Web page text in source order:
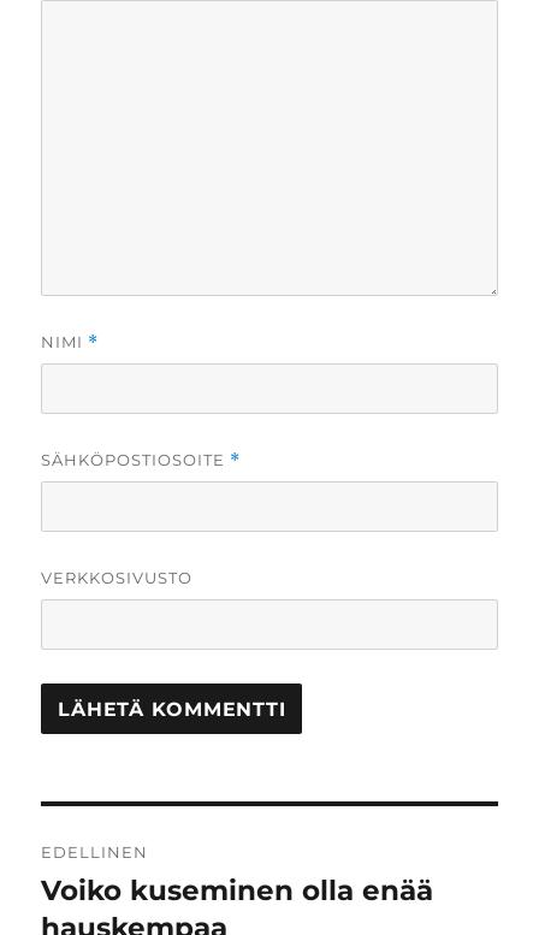
NIMI *
SÄHKÖPOSTIOSOITE *
VERKKOSIVUSTO
selaus
EDELLINEN
Edellinen
artikkeli:
Voiko kuseminen olla enää
hauskempaa